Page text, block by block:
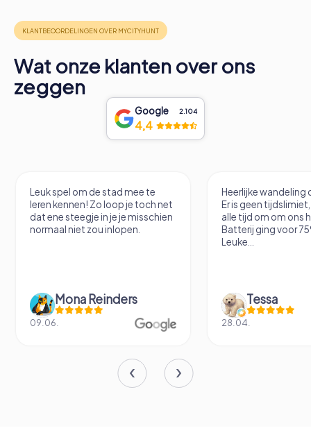
Wat onze klanten over ons
zeggen
Google 2.104
4,4
Leuk spel om de stad mee te
leren kennen! Zo loop je toch net
dat ene steegje in je je misschien
normaal niet zou inlopen.
Mona Reinders
09.06.
Heerlijke wandeling
Er is geen
alle tijd om om ons
Batterij ging voor
Leuke...
Tessa
28.04.